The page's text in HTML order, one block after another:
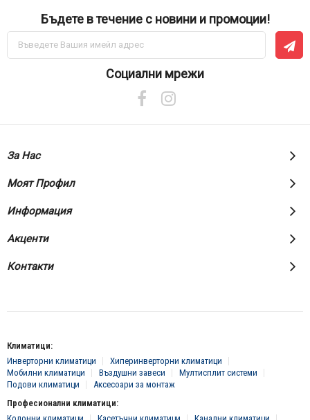
Бъдете в течение с новини и промоции!
Абонирай
за
Социални мрежи
За Нас
Моят Профил
Информация
Акценти
Контакти
Климатици:
Инверторни климатици
Хиперинверторни климатици
Мобилни климатици
Въздушни завеси
Мултисплит системи
Подови климатици
Аксесоари за монтаж
Професионални климатици: